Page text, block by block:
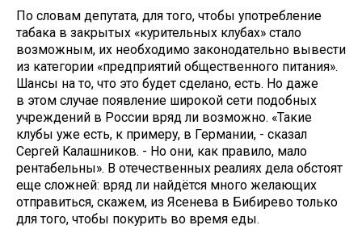
По словам депутата, для того, чтобы употребление
табака в закрытых «курительных клубах» стало
возможным, их необходимо законодательно вывести
из категории «предприятий общественного питания».
Шансы на то, что это будет сделано, есть. Но даже
в этом случае появление широкой сети подобных
учреждений в России вряд ли возможно. «Такие
клубы уже есть, к примеру, в Германии, - сказал
Сергей Калашников. - Но они, как правило, мало
рентабельны». В отечественных реалиях дела обстоят
еще сложней: вряд ли найдётся много желающих
отправиться, скажем, из Ясенева в Бибирево только
для того, чтобы покурить во время еды.